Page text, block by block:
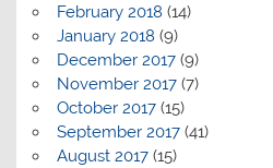
February 2018 (14)
January 2018 (9)
December 2017(9)
November 2017(7)
October 2017(15)
September 2017(41)
August 2017(15)